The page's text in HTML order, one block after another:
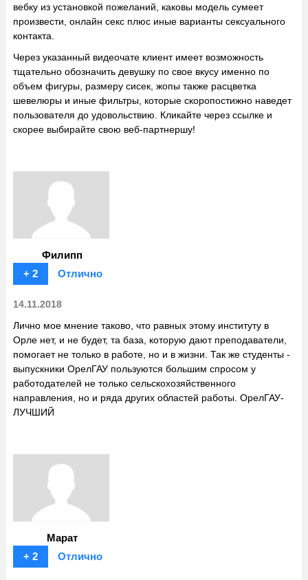
вебку из установкой пожеланий, каковы модель сумеет
произвести, онлайн секс плюс иные варианты сексуального
контакта.
Через указанный видеочате клиент имеет возможность
тщательно обозначить девушку по свое вкусу именно по
объем фигуры, размеру сисек, жопы также расцветка
шевелюры и иные фильтры, которые скоропостижно наведет
пользователя до удовольствию. Кликайте через ссылке и
скорее выбирайте свою веб-партнершу!
Филипп
+ 2
Отлично
14.11.2018
Лично мое мнение таково, что равных этому институту в
Орле нет, и не будет, та база, которую дают преподаватели,
помогает не только в работе, но и в жизни. Так же студенты -
выпускники ОрелГАУ пользуются большим спросом у
работодателей не только сельскохозяйственного
направления, но и ряда других областей работы. ОрелГАУ-
ЛУЧШИЙ
Марат
+ 2
Отлично